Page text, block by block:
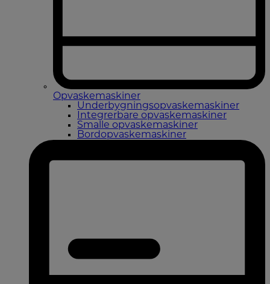
Opvaskemaskiner
Underbygningsopvaskemaskiner
Integrerbare opvaskemaskiner
Smalle opvaskemaskiner
Bordopvaskemaskiner